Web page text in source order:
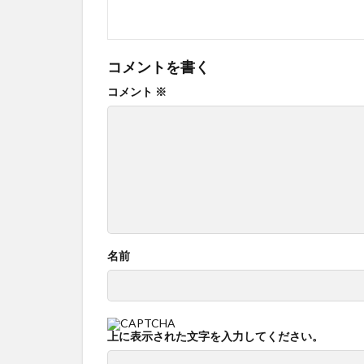
コメントを書く
コメント ※
名前
上に表示された文字を入力してください。